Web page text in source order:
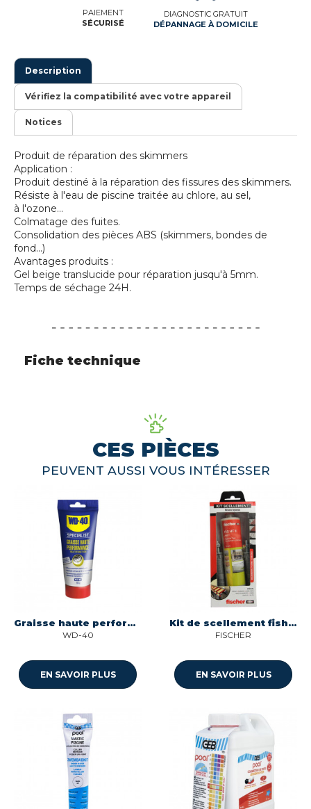
PAIEMENT
SÉCURISÉ
DIAGNOSTIC GRATUIT
DÉPANNAGE À DOMICILE
Description
Vérifiez la compatibilité avec votre appareil
Notices
Produit de réparation des skimmers
Application :
Produit destiné à la réparation des fissures des skimmers.
Résiste à l'eau de piscine traitée au chlore, au sel,
à l'ozone...
Colmatage des fuites.
Consolidation des pièces ABS (skimmers, bondes de
fond...)
Avantages produits :
Gel beige translucide pour réparation jusqu'à 5mm.
Temps de séchage 24H.
Fiche technique
CES PIÈCES
PEUVENT AUSSI VOUS INTÉRESSER
Graisse haute performance multifonction - tube 150 gr Wd40 331075
WD-40
EN SAVOIR PLUS
Kit de scellement fish ht ii avec 4 tiges filetees et tamis Fischer Innovative Solutions 562781
FISCHER
EN SAVOIR PLUS